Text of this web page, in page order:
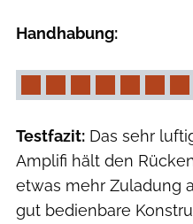
Handhabung:
Testfazit: Das sehr
Amplifi hält den
etwas mehr Zuladung
gut bedienbare